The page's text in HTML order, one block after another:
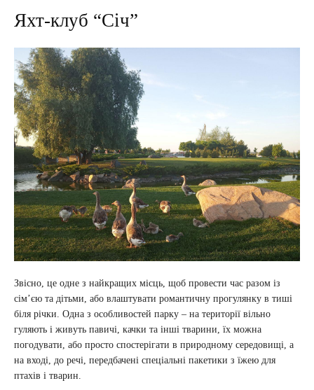
Яхт-клуб “Січ”
Звісно, це одне з найкращих місць, щоб провести час разом із
сім’єю та дітьми, або влаштувати романтичну прогулянку в тиші
біля річки. Одна з особливостей парку – на території вільно
гуляють і живуть павичі, качки та інші тварини, їх можна
погодувати, або просто спостерігати в природному середовищі, а
на вході, до речі, передбачені спеціальні пакетики з їжею для
птахів і тварин.